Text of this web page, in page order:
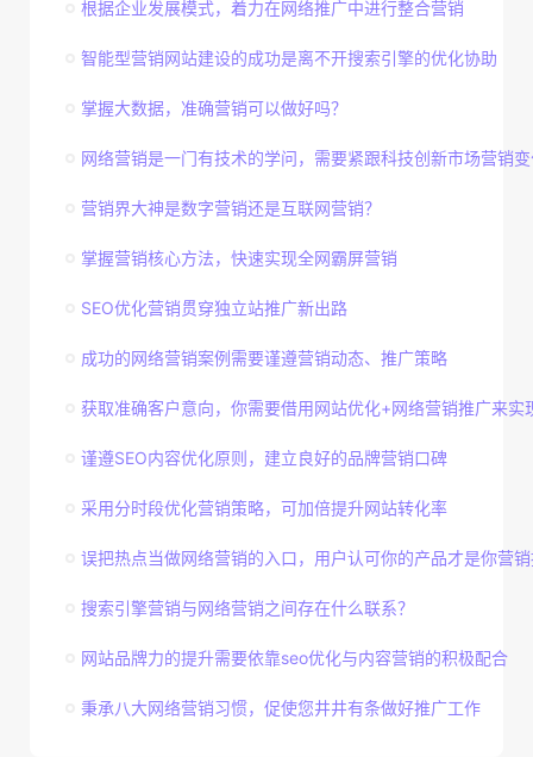
根据企业发展模式，着力在网络推广中进行整合营销
智能型营销网站建设的成功是离不开搜索引擎的优化协助
掌握大数据，准确营销可以做好吗？
网络营销是一门有技术的学问，需要紧跟科技创新市场营销
营销界大神是数字营销还是互联网营销？
掌握营销核心方法，快速实现全网霸屏营销
SEO优化营销贯穿独立站推广新出路
成功的网络营销案例需要谨遵营销动态、推广策略
获取准确客户意向，你需要借用网站优化+网络营销推广来实
谨遵SEO内容优化原则，建立良好的品牌营销口碑
采用分时段优化营销策略，可加倍提升网站转化率
误把热点当做网络营销的入口，用户认可你的产品才是你营
搜索引擎营销与网络营销之间存在什么联系？
网站品牌力的提升需要依靠seo优化与内容营销的积极配合
秉承八大网络营销习惯，促使您井井有条做好推广工作